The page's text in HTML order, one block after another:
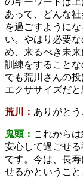
あって、どんな
を過ごすように
い。やはり必要
め、来るべき未
訓練をすること
でも荒川さんの
エクササイズだと
荒川： ありがとう
鬼頭： これから
安心して過ごせ
です。今は、長
せるかというこ